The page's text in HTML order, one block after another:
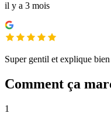
il y a 3 mois
Super gentil et explique
Comment ça
1